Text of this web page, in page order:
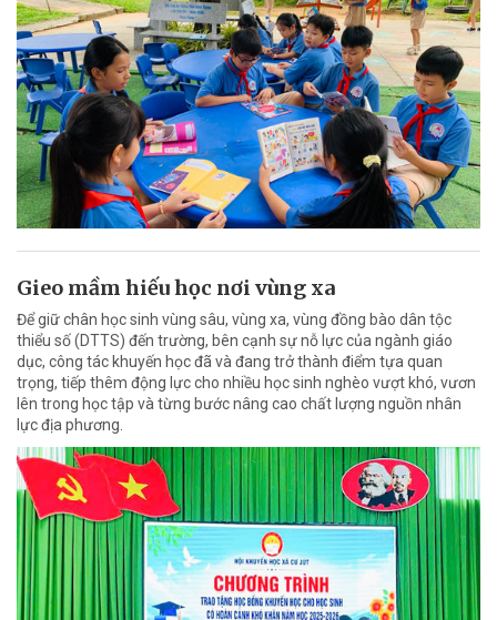
Gieo mầm hiếu học nơi vùng xa
Để giữ chân học sinh vùng sâu, vùng xa, vùng đồng bào dân tộc
thiểu số (DTTS) đến trường, bên cạnh sự nỗ lực của ngành giáo
dục, công tác khuyến học đã và đang trở thành điểm tựa quan
trọng, tiếp thêm động lực cho nhiều học sinh nghèo vượt khó, vươn
lên trong học tập và từng bước nâng cao chất lượng nguồn nhân
lực địa phương.